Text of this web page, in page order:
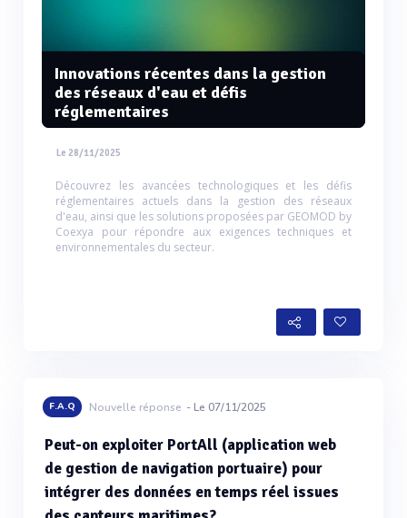
Innovations récentes dans la gestion
des réseaux d'eau et défis
réglementaires
Le 28/11/2025
Découvrez les avancées technologiques et les défis
réglementaires actuels dans la gestion des réseaux
d'eau, ainsi que les solutions proposées par GEOMOD by
Coexya pour répondre aux exigences techniques et
environnementales du secteur.
F.A.Q Nouvelle réponse - Le 07/11/2025
Peut-on exploiter PortAll (application web
de gestion de navigation portuaire) pour
intégrer des données en temps réel issues